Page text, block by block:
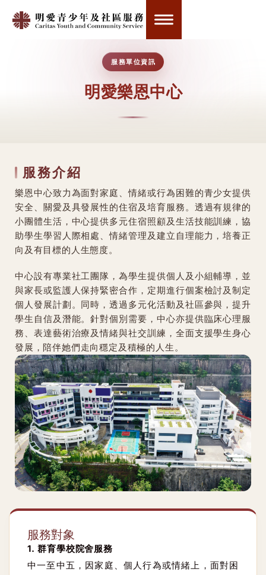
服務單位資訊
明愛樂恩中心
服務介紹
樂恩中心致力為面對家庭、情緒或行為困難的青少女提供
安全、關愛及具發展性的住宿及培育服務。透過有規律的
小團體生活，中心提供多元住宿照顧及生活技能訓練，協
助學生學習人際相處、情緒管理及建立自理能力，培養正
向及有目標的人生態度。
中心設有專業社工團隊，為學生提供個人及小組輔導，並
與家長或監護人保持緊密合作，定期進行個案檢討及制定
個人發展計劃。同時，透過多元化活動及社區參與，提升
學生自信及潛能。針對個別需要，中心亦提供臨床心理服
務、表達藝術治療及情緒與社交訓練，全面支援學生身心
發展，陪伴她們走向穩定及積極的人生。
服務對象
1. 群育學校院舍服務
中一至中五，因家庭、個人行為或情緒上，面對困